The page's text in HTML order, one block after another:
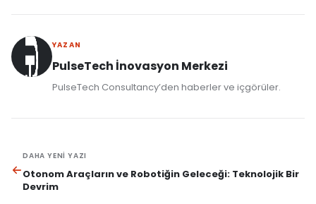
YAZAN
PulseTech İnovasyon Merkezi
PulseTech Consultancy’den haberler ve içgörüler.
DAHA YENI YAZI
Otonom Araçların ve Robotiğin Geleceği: Teknolojik Bir
Devrim